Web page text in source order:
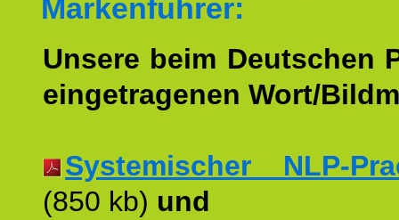
Markenführer:
Unsere beim Deutschen
eingetragenen Wort/
Systemischer NLP-
(850 kb) und